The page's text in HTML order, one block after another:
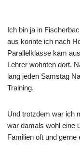
Ich bin ja in
aus konnte ich nach
Parallelklasse kam
Lehrer wohnten dort.
lang jeden Samstag
Training.
Und trotzdem war ich
war damals wohl eine
Familien oft und